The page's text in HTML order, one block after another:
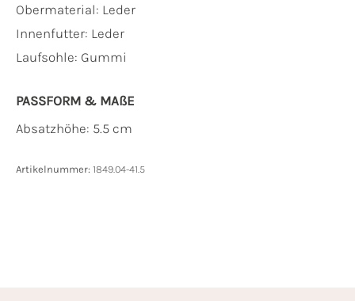
Obermaterial: Leder
Innenfutter: Leder
Laufsohle: Gummi
PASSFORM & MAẞE
Absatzhöhe: 5.5 cm
Artikelnummer: 1849.04-41.5